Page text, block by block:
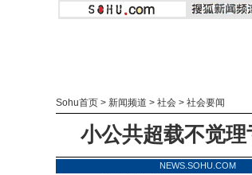
Sohu首页> 新闻频道 > 社会> 社会要闻
小公共超载不觉
NEWS.SOHU.COM